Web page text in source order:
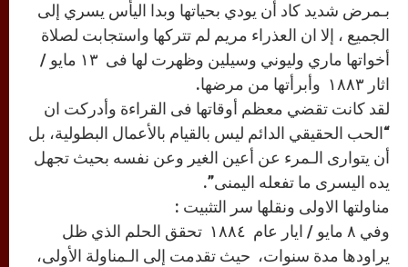
بـمرض شديد كاد أن يودي بحياتها وبدا اليأس يسري إلى
الجميع ، إلا ان العذراء مريم لم تتركها واستجابت لصلاة
أخواتها ماري وليوني وسيلين وظهرت لها فى ١٣ مايو /
اثار ١٨٨٣ وأبرأتها من مرضها.
لقد كانت تقضي معظم أوقاتها فى القراءة وأدركت ان
“الحب الحقيقي الدائم ليس بالقيام بالأعمال البطولية، بل
أن يتوارى الـمرء عن أعين الغير وعن نفسه بحيث تجهل
يده اليسرى ما تفعله اليمنى”.
مناولتها الاولى ونقلها سر التثبيت :
وفي ٨ مايو / ايار عام ١٨٨٤ تحقق الحلم الذي ظل
يراودها مدة سنوات، حيث تقدمت إلى الـمناولة الأولى،